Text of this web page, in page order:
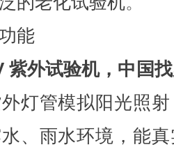
能
紫外试验机，中国
灯管模拟阳光照
、雨水环境，能